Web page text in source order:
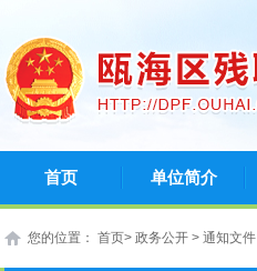
首页 单位简介
您的位置： 首页> 政务公开 > 通知文件